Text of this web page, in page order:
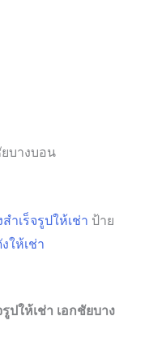
ยบางบอน
ำเร็จรูปให้เช่า ป้าย
ให้เช่า
รูปให้เช่า เอกชัยบาง